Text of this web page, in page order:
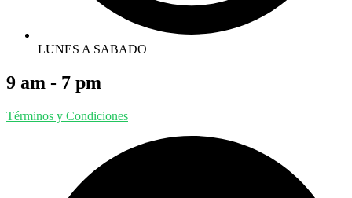
LUNES A SABADO
9 am - 7 pm
Términos y Condiciones